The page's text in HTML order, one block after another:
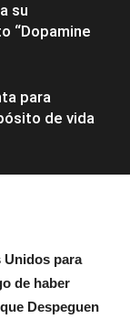
su
“Dopamine
para
de vida
Unidos para
de haber
Despeguen